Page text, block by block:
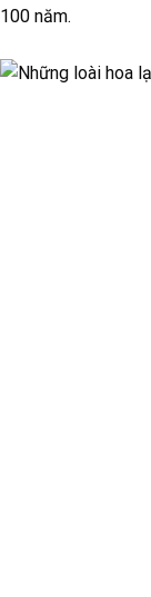
100 năm.